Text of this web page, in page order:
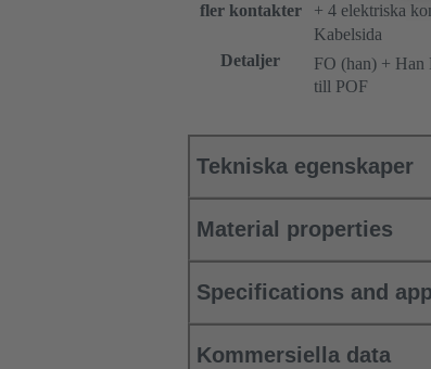
fler kontakter
+ 4 elektriska
Detaljer
Kabelsida
FO (han) + Han
till POF
Tekniska egenskaper
Material properties
Specifications and
Kommersiella data